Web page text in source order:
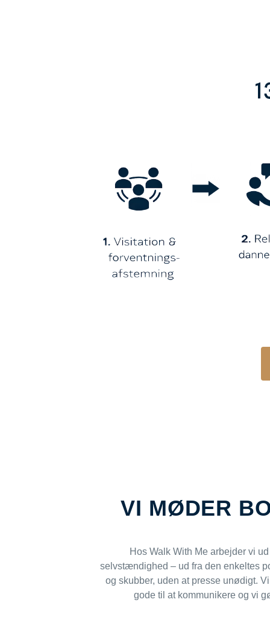
VI MØDER
Hos Walk With Me arbejder vi
selvstændighed – ud fra den enkeltes
og skubber, uden at presse unødigt.
gode til at kommunikere og vi